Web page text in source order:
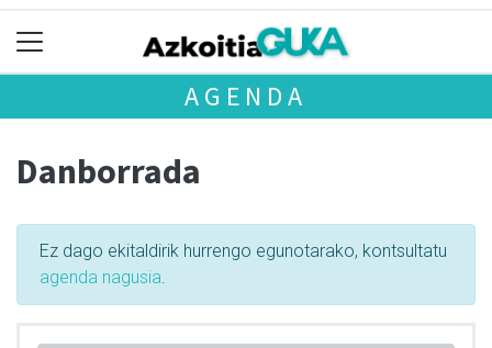
AGENDA
Danborrada
Ez dago ekitaldirik hurrengo egunotarako, kontsultatu
agenda nagusia